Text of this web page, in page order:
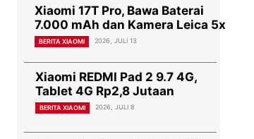
Xiaomi 17T Pro, Bawa Baterai
7.000 mAh dan Kamera Leica 5x
BERITA XIAOMI 2026, JULI 13
Xiaomi REDMI Pad 2 9.7 4G,
Tablet 4G Rp2,8 Jutaan
BERITA XIAOMI 2026, JULI 8